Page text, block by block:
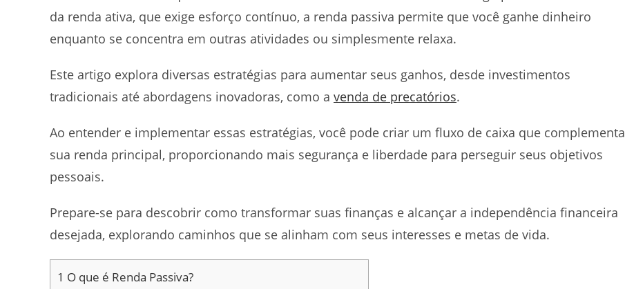
da renda ativa, que exige esforço contínuo, a renda passiva permite que você ganhe dinheiro
enquanto se concentra em outras atividades ou simplesmente relaxa.
Este artigo explora diversas estratégias para aumentar seus ganhos, desde investimentos
tradicionais até abordagens inovadoras, como a venda de precatórios.
Ao entender e implementar essas estratégias, você pode criar um fluxo de caixa que complementa
sua renda principal, proporcionando mais segurança e liberdade para perseguir seus objetivos
pessoais.
Prepare-se para descobrir como transformar suas finanças e alcançar a independência financeira
desejada, explorando caminhos que se alinham com seus interesses e metas de vida.
1 O que é Renda Passiva?